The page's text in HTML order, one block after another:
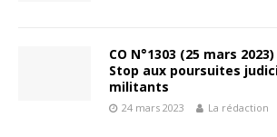
CO N°1303 (25 mars
Stop aux poursuites
militants
24 mars 2023 La rédaction